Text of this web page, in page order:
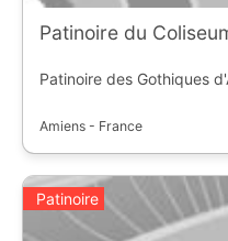
Patinoire du
Patinoire des Gothiques
Amiens - France
Patinoire